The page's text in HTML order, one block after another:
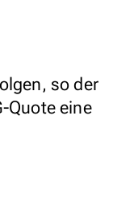
so der
Quote eine